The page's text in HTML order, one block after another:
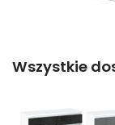
Wszystkie